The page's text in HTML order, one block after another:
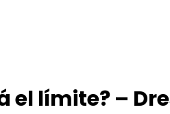
el límite? –